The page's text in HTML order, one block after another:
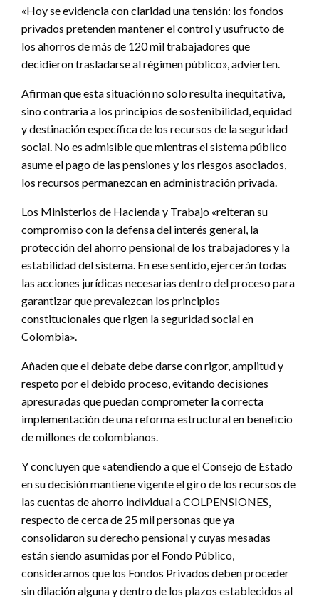
«Hoy se evidencia con claridad una tensión: los fondos
privados pretenden mantener el control y usufructo de
los ahorros de más de 120 mil trabajadores que
decidieron trasladarse al régimen público», advierten.
Afirman que esta situación no solo resulta inequitativa,
sino contraria a los principios de sostenibilidad, equidad
y destinación específica de los recursos de la seguridad
social. No es admisible que mientras el sistema público
asume el pago de las pensiones y los riesgos asociados,
los recursos permanezcan en administración privada.
Los Ministerios de Hacienda y Trabajo «reiteran su
compromiso con la defensa del interés general, la
protección del ahorro pensional de los trabajadores y la
estabilidad del sistema. En ese sentido, ejercerán todas
las acciones jurídicas necesarias dentro del proceso para
garantizar que prevalezcan los principios
constitucionales que rigen la seguridad social en
Colombia».
Añaden que el debate debe darse con rigor, amplitud y
respeto por el debido proceso, evitando decisiones
apresuradas que puedan comprometer la correcta
implementación de una reforma estructural en beneficio
de millones de colombianos.
Y concluyen que «atendiendo a que el Consejo de Estado
en su decisión mantiene vigente el giro de los recursos de
las cuentas de ahorro individual a COLPENSIONES,
respecto de cerca de 25 mil personas que ya
consolidaron su derecho pensional y cuyas mesadas
están siendo asumidas por el Fondo Público,
consideramos que los Fondos Privados deben proceder
sin dilación alguna y dentro de los plazos establecidos al